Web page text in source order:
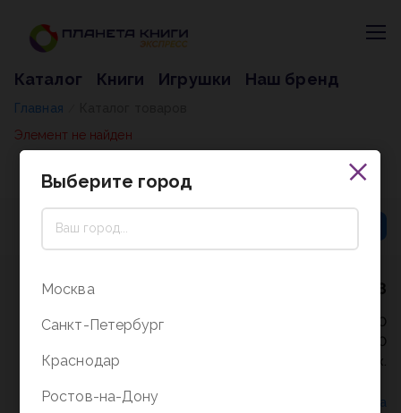
Каталог Книги Игрушки Наш бренд
Главная
Элемент не найден
8 (800) 5000-338
Режим работы - 9:30-20:00
в выходные и праздники - 10:00-19:00
без перерыва и выходных.
Политика конфиденциальности
СОГЛАСИЕ на
Выберите город
Москва
Санкт-Петербург
Краснодар
Ростов-на-Дону